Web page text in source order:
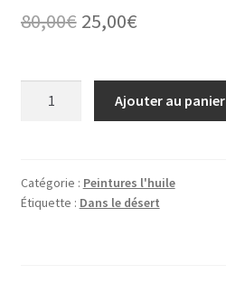
80,00€ Le
initial
était :
25,00€Le
actuel
est :
désert
Ajouter au panier
Catégorie : Peintures l'huile
Étiquette : Dans le désert